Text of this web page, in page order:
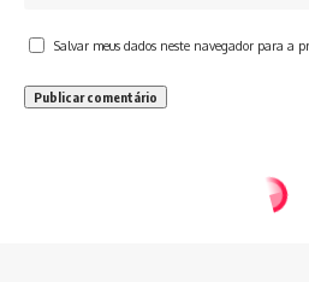
Salvar meus dados neste navegador para a